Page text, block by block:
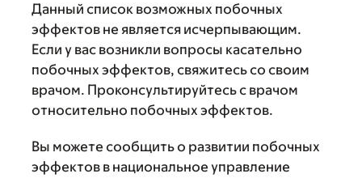
Данный список возможных побочных
эффектов не является исчерпывающим.
Если у вас возникли вопросы касательно
побочных эффектов, свяжитесь со своим
врачом. Проконсультируйтесь с врачом
относительно побочных эффектов.
Вы можете сообщить о развитии побочных
эффектов в национальное управление